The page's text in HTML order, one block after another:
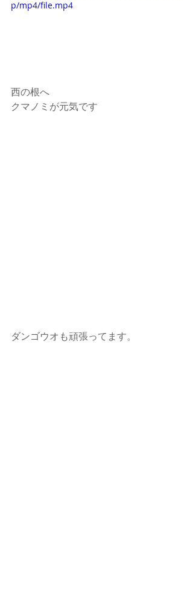
p/mp4/file.mp4
西の根へ
クマノミが元気です
ダンゴウオも頑張ってます。